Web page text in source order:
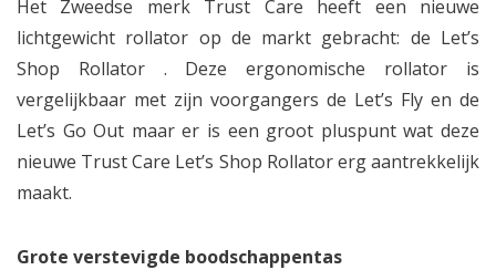
Het Zweedse merk Trust Care heeft een nieuwe
lichtgewicht rollator op de markt gebracht: de Let’s
Shop Rollator . Deze ergonomische rollator is
vergelijkbaar met zijn voorgangers de Let’s Fly en de
Let’s Go Out maar er is een groot pluspunt wat deze
nieuwe Trust Care Let’s Shop Rollator erg aantrekkelijk
maakt.
Grote verstevigde boodschappentas